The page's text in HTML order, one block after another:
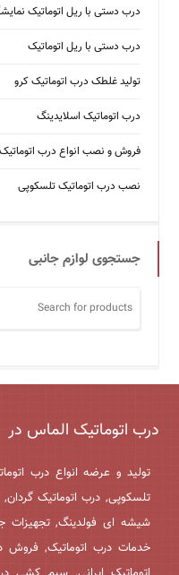
درب دستی با ریل اتوماتیک
درب دستی با ریل اتوماتیک
تولید غلطک درب اتوماتیک کرو
درب اتوماتیک اسلایدینگ
فروش و نصب انواع درب اتوماتیک
نصب درب اتوماتیک تلسکوپی
جستجوی لوازم جانبی
درب اتوماتیک الماس در
تولید و عرضه انواع درب
تلسکوپی, درب اتوماتیک
شیشه ای فولدینگ, تجهیزات
خدمات درب اتوماتیک, فروش